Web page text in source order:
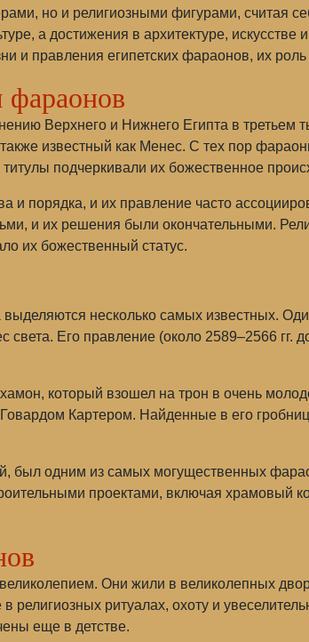
но и религиозными фигурами, считая
а достижения в архитектуре,
и правления египетских фараонов, их
Верхнего и Нижнего Египта в
известный как Менес. С тех пор
подчеркивали их божественное
и порядка, и их правление часто
и их решения были окончательными.
их божественный статус.
несколько самых известных.
Его правление (около 2589–2566 гг.
который взошел на трон в очень
Картером. Найденные в его
был одним из самых могущественных
проектами, включая храмовый
Они жили в великолепных
религиозных ритуалах, охоту и
еще в детстве.